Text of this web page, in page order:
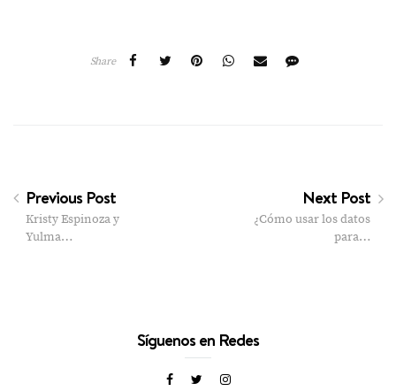
Share
Previous Post
Kristy Espinoza y
Yulma…
Next Post
¿Cómo usar los datos
para…
Síguenos en Redes